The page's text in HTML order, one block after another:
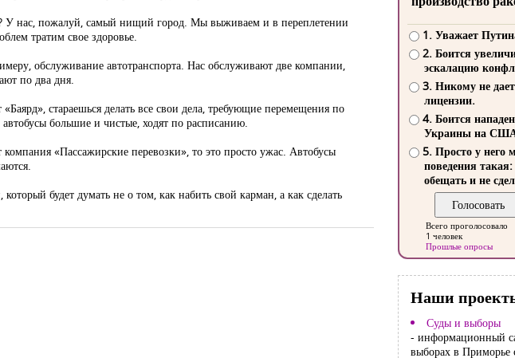
У нас, пожалуй, самый нищий город. Мы выживаем и в переплетении
тратим свое здоровье.
обслуживание автотранспорта. Нас обслуживают две компании,
по два дня.
«Баярд», стараешься делать все свои дела, требующие перемещения по
большие и чистые, ходят по расписанию.
компания «Пассажирские перевозки», то это просто ужас. Автобусы
будет думать не о том, как набить свой карман, а как сделать
1. Уважает
2. Боится
эскалацию
3. Никому не
лицензии.
4. Боится
Украины на
5. Просто у него
поведения такая:
обещать и не
Всего проголосовало
1 человек
Прошлые опросы
Наши
Суды и выборы
- информационный
выборах в Приморье